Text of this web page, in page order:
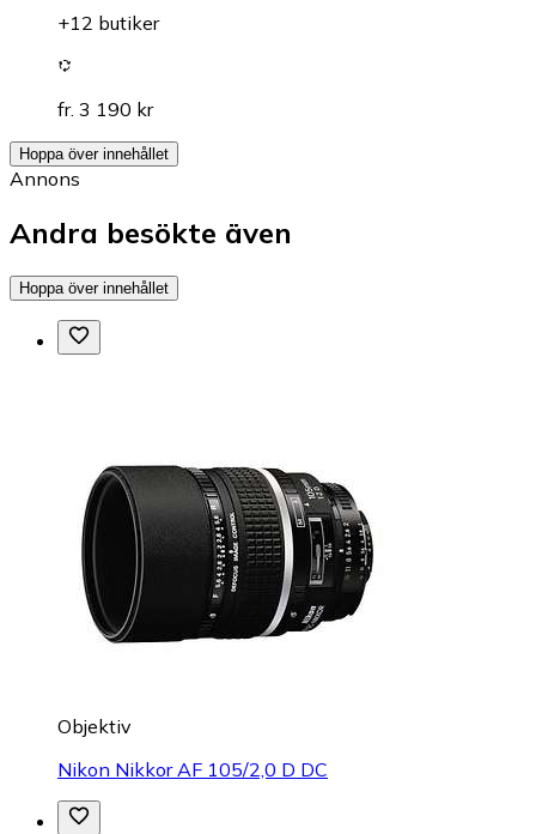
+12 butiker
fr. 3 190 kr
Hoppa över innehållet
Annons
Andra besökte även
Hoppa över innehållet
Objektiv
Nikon Nikkor AF 105/2,0 D DC